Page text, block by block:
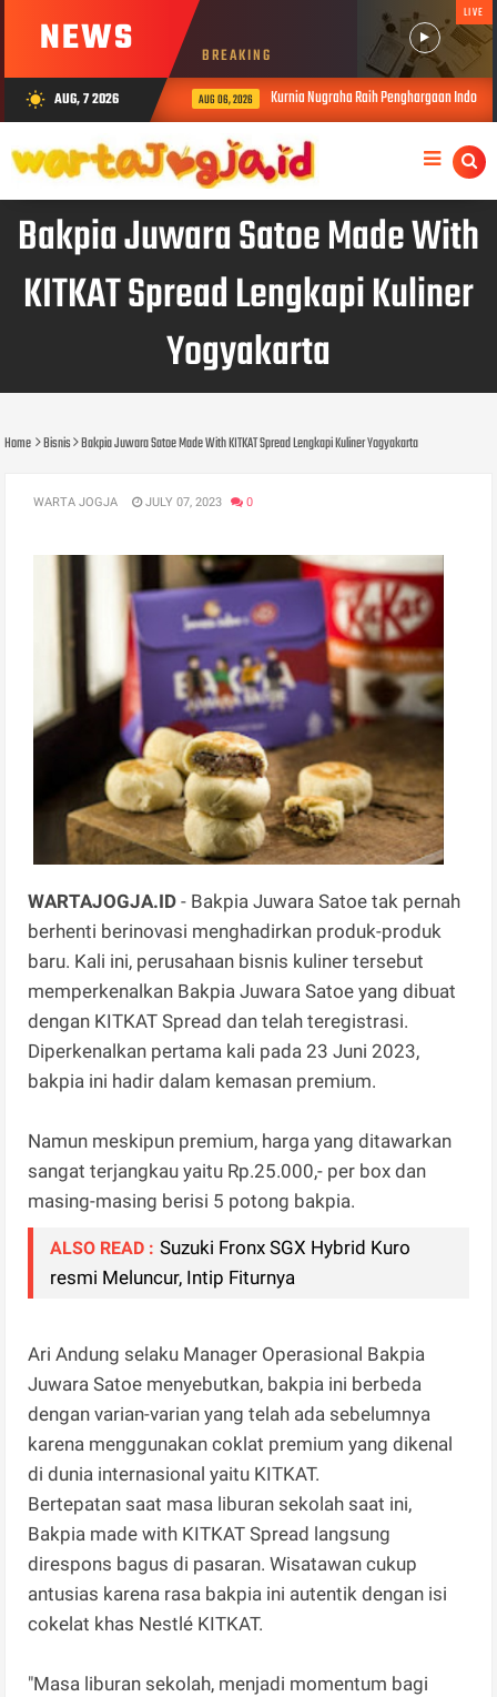
NEWS BREAKING
LIVE
wb_sunny AUG, 7 2026 AUG 06, 2026 Kurnia Nugraha Raih Penghargaan
Bakpia Juwara Satoe Made With
KITKAT Spread Lengkapi Kuliner
Yogyakarta
Home Bisnis Bakpia Juwara Satoe Made With KITKAT Spread Lengkapi Kuliner Yogyakarta
WARTA JOGJA JULY 07, 2023 0
WARTAJOGJA.ID - Bakpia Juwara Satoe tak pernah
berhenti berinovasi menghadirkan produk-produk
baru. Kali ini, perusahaan bisnis kuliner tersebut
memperkenalkan Bakpia Juwara Satoe yang dibuat
dengan KITKAT Spread dan telah teregistrasi.
Diperkenalkan pertama kali pada 23 Juni 2023,
bakpia ini hadir dalam kemasan premium.
Namun meskipun premium, harga yang ditawarkan
sangat terjangkau yaitu Rp.25.000,- per box dan
masing-masing berisi 5 potong bakpia.
ALSO READ : Suzuki Fronx SGX Hybrid Kuro
resmi Meluncur, Intip Fiturnya
Ari Andung selaku Manager Operasional Bakpia
Juwara Satoe menyebutkan, bakpia ini berbeda
dengan varian-varian yang telah ada sebelumnya
karena menggunakan coklat premium yang dikenal
di dunia internasional yaitu KITKAT.
Bertepatan saat masa liburan sekolah saat ini,
Bakpia made with KITKAT Spread langsung
direspons bagus di pasaran. Wisatawan cukup
antusias karena rasa bakpia ini autentik dengan isi
cokelat khas Nestlé KITKAT.
"Masa liburan sekolah, menjadi momentum bagi